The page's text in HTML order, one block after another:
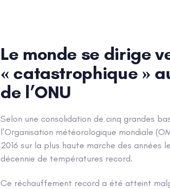
Le monde se dirige
« catastrophique »
de l’ONU
Selon une consolidation de cinq grandes
l’Organisation météorologique mondiale
2016 sur la plus haute marche des années
décennie de températures record.
Ce réchauffement record a été atteint